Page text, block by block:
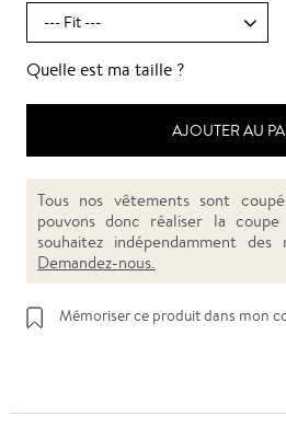
Quelle est ma taille ?
AJOUTER AU
Tous nos vêtements sont
pouvons donc réaliser la
souhaitez indépendamment des
Demandez-nous.
Mémoriser ce produit dans mon